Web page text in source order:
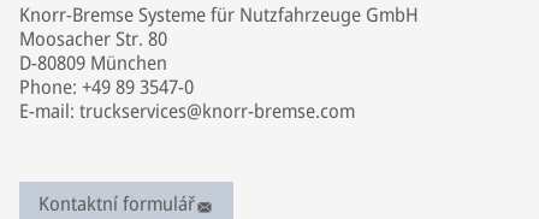
Knorr-Bremse Systeme für Nutzfahrzeuge GmbH
Moosacher Str. 80
D-80809 München
Phone: +49 89 3547-0
E-mail: truckservices@knorr-bremse.com
Kontaktní formulář